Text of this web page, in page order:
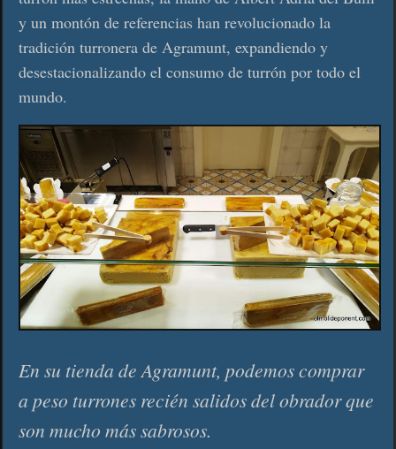
y un montón de referencias han revolucionado la
tradición turronera de Agramunt, expandiendo y
desestacionalizando el consumo de turrón por todo el
mundo.
En su tienda de Agramunt, podemos comprar
a peso turrones recién salidos del obrador que
son mucho más sabrosos.